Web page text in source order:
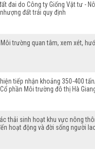
đai do Công ty Giống Vật tư -
đất trái quy định
trường quan tâm, xem xét,
hiện tiếp nhận khoảng 350-400
phần Môi trường đô thị Hà
thải sinh hoạt khu vực nông
hoạt động và đời sống người